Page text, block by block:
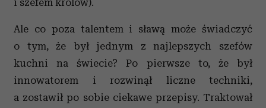
i szefem królów).
Ale co poza talentem i sławą może świadczyć
o tym, że był jednym z najlepszych szefów
kuchni na świecie? Po pierwsze to, że był
innowatorem i rozwinął liczne techniki,
a zostawił po sobie ciekawe przepisy. Traktował